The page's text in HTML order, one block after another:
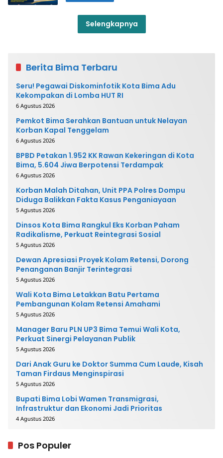
Selengkapnya
Berita Bima Terbaru
Seru! Pegawai Diskominfotik Kota Bima Adu
Kekompakan di Lomba HUT RI
6 Agustus 2026
Pemkot Bima Serahkan Bantuan untuk Nelayan
Korban Kapal Tenggelam
6 Agustus 2026
BPBD Petakan 1.952 KK Rawan Kekeringan di Kota
Bima, 5.604 Jiwa Berpotensi Terdampak
6 Agustus 2026
Korban Malah Ditahan, Unit PPA Polres Dompu
Diduga Balikkan Fakta Kasus Penganiayaan
5 Agustus 2026
Dinsos Kota Bima Rangkul Eks Korban Paham
Radikalisme, Perkuat Reintegrasi Sosial
5 Agustus 2026
Dewan Apresiasi Proyek Kolam Retensi, Dorong
Penanganan Banjir Terintegrasi
5 Agustus 2026
Wali Kota Bima Letakkan Batu Pertama
Pembangunan Kolam Retensi Amahami
5 Agustus 2026
Manager Baru PLN UP3 Bima Temui Wali Kota,
Perkuat Sinergi Pelayanan Publik
5 Agustus 2026
Dari Anak Guru ke Doktor Summa Cum Laude, Kisah
Taman Firdaus Menginspirasi
5 Agustus 2026
Bupati Bima Lobi Wamen Transmigrasi,
Infrastruktur dan Ekonomi Jadi Prioritas
4 Agustus 2026
Pos Populer